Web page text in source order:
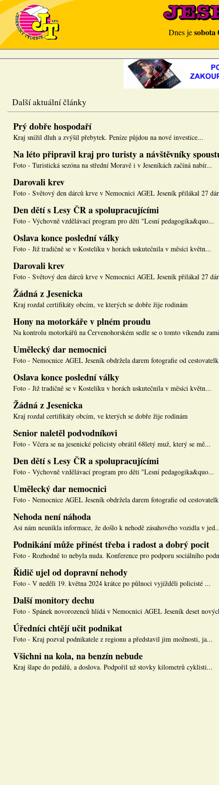
Dnes jesobota
Další aktuální články
Prý dobře hospodaří
Kraj snížil dluh a zvýšil přebytek. Peníze půjdou na nové investice...
Na léto připravil kraj pro turisty a návštěvníky
Foto - Turistická sezóna na střední Moravě i v Jeseníkách začíná nabír...
Darovali krev
Foto - Světový den dárců krve v Nemocnici AGEL Jeseník přilákal 27
Den dětí s Lesy ČR a spolupracujícími
Foto - Výchovně vzdělávací program pro děti "Lesní pedagogika&quo...
Oslava konce poslední války
Foto - Již tradičně se v Kostelíku v horách uskutečnila v měsíci květn...
Darovali krev
Foto - Světový den dárců krve v Nemocnici AGEL Jeseník přilákal 27
Žádná z Jesenicka
Kraj rozdal certifikáty obcím, ve kterých se dobře žije rodinám
Hony na motorkáře v plném proudu
Na kontrolu motorkářů na Červenohorském sedle se o tomto víkendu
Umělecký dar nemocnici
Foto - Nemocnice AGEL Jeseník obdržela darem fotografie od
Oslava konce poslední války
Foto - Již tradičně se v Kostelíku v horách uskutečnila v měsíci květn...
Žádná z Jesenicka
Kraj rozdal certifikáty obcím, ve kterých se dobře žije rodinám
Senior naletěl podvodníkovi
Foto - Včera se na jesenické policisty obrátil 68letý muž, který se mě...
Den dětí s Lesy ČR a spolupracujícími
Foto - Výchovně vzdělávací program pro děti "Lesní pedagogika&quo...
Umělecký dar nemocnici
Foto - Nemocnice AGEL Jeseník obdržela darem fotografie od
Nehoda není náhoda
Asi nám neunikla informace, že došlo k nehodě zásahového vozidla v
Podnikání může přinést třeba i radost a dobrý pocit
Foto - Rozhodně to nebyla nuda. Konference pro podporu sociálního
Řidič ujel od dopravní nehody
Foto - V neděli 19. května 2024 krátce po půlnoci vyjížděli policisté ...
Další monitory dechu
Foto - Spánek novorozenců hlídá v Nemocnici AGEL Jeseník deset
Úředníci chtějí učit podnikat
Foto - Kraj pozval podnikatele z regionu a představil jim možnosti, ja...
Všichni na kola, na benzín nebude
Kraj šlape do pedálů, a doslova. Podpořil už stovky kilometrů cyklisti...